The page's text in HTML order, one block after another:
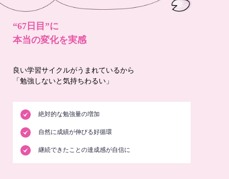
“67日目”に
本当の変化を実感
良い学習サイクルがうまれているから
「勉強しないと気持ちわるい」
絶対的な勉強量の増加
自然に成績が伸びる好循環
継続できたことの達成感が自信に